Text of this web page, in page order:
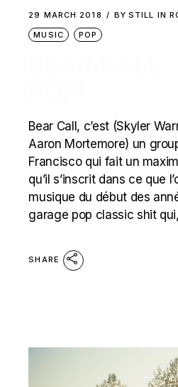
29 MARCH 2018 BY STILL IN
MUSIC
POP
Bear Call, c’est (Skyler
Aaron Mortemore) un
Francisco qui fait un
qu’il s’inscrit dans ce que
musique du début des
garage pop classic shit
SHARE